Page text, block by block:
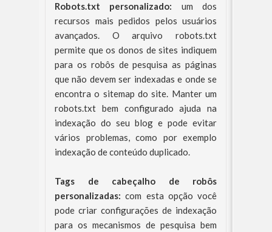
Robots.txt personalizado: um dos
recursos mais pedidos pelos usuários
avançados. O arquivo robots.txt
permite que os donos de sites indiquem
para os robôs de pesquisa as páginas
que não devem ser indexadas e onde se
encontra o sitemap do site. Manter um
robots.txt bem configurado ajuda na
indexação do seu blog e pode evitar
vários problemas, como por exemplo
indexação de conteúdo duplicado.
Tags de cabeçalho de robôs
personalizadas:com esta opção você
pode criar configurações de indexação
para os mecanismos de pesquisa bem